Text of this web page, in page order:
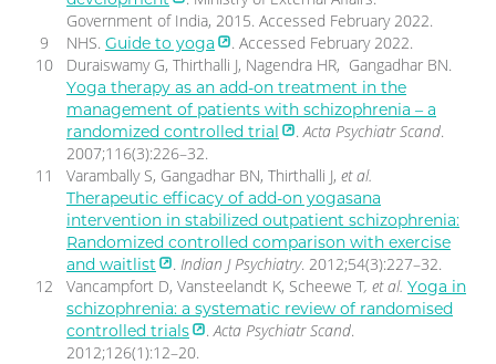
Government of India, 2015. Accessed February 2022.
NHS. Guide to yoga
. Accessed February 2022.
Duraiswamy G, Thirthalli J, Nagendra HR, Gangadhar BN.
Yoga therapy as an add-on treatment in the
management of patients with schizophrenia – a
randomized controlled trial
.Acta Psychiatr Scand.
2007;116(3):226–32.
Varambally S, Gangadhar BN, Thirthalli J, et al.
Therapeutic efficacy of add-on yogasana
intervention in stabilized outpatient schizophrenia:
Randomized controlled comparison with exercise
and waitlist
. Indian J Psychiatry. 2012;54(3):227–32.
Vancampfort D, Vansteelandt K, Scheewe T, et al. Yoga in
schizophrenia: a systematic review of randomised
controlled trials
.Acta Psychiatr Scand.
2012;126(1):12–20.